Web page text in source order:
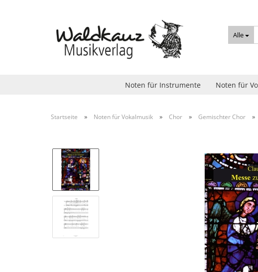
Alle
Noten für Instrumente Noten für
Startseite » Noten für Vokalmusik » Chor » Gemischter Chor »